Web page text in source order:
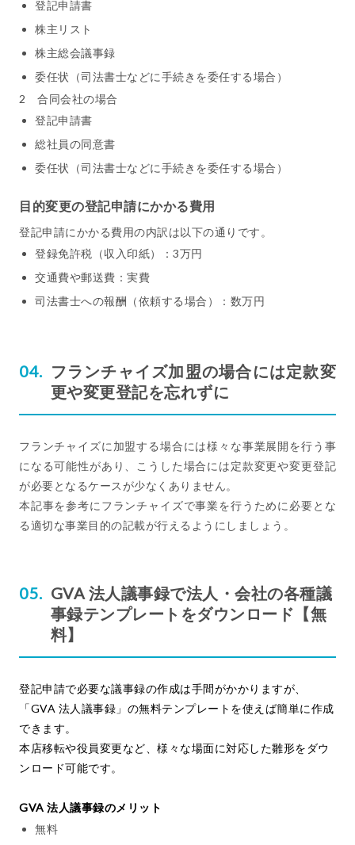
登記申請書
株主リスト
株主総会議事録
委任状（司法書士などに手続きを委任する場合）
2 合同会社の場合
登記申請書
総社員の同意書
委任状（司法書士などに手続きを委任する場合）
目的変更の登記申請にかかる費用
登記申請にかかる費用の内訳は以下の通りです。
登録免許税（収入印紙）：3万円
交通費や郵送費：実費
司法書士への報酬（依頼する場合）：数万円
フランチャイズ加盟の場合には定款変
更や変更登記を忘れずに
フランチャイズに加盟する場合には様々な事業展開を行う事
になる可能性があり、こうした場合には定款変更や変更登記
が必要となるケースが少なくありません。
本記事を参考にフランチャイズで事業を行うために必要とな
る適切な事業目的の記載が行えるようにしましょう。
GVA 法人議事録で法人・会社の各種議
事録テンプレートをダウンロード【無
料】
登記申請で必要な議事録の作成は手間がかかりますが、
「GVA 法人議事録」の無料テンプレートを使えば簡単に作成
できます。
本店移転や役員変更など、様々な場面に対応した雛形をダウ
ンロード可能です。
GVA 法人議事録のメリット
無料